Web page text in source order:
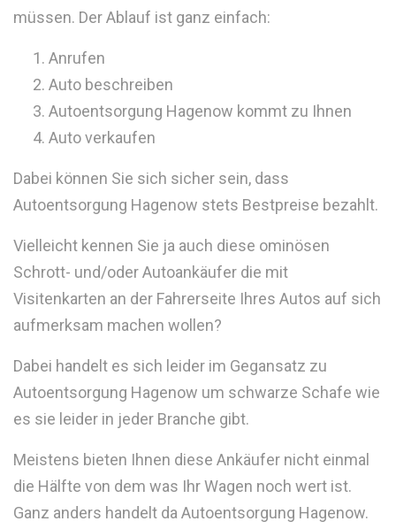
müssen. Der Ablauf ist ganz einfach:
Anrufen
Auto beschreiben
Autoentsorgung Hagenow kommt zu Ihnen
Auto verkaufen
Dabei können Sie sich sicher sein, dass
Autoentsorgung Hagenow stets Bestpreise bezahlt.
Vielleicht kennen Sie ja auch diese ominösen
Schrott- und/oder Autoankäufer die mit
Visitenkarten an der Fahrerseite Ihres Autos auf sich
aufmerksam machen wollen?
Dabei handelt es sich leider im Gegansatz zu
Autoentsorgung Hagenow um schwarze Schafe wie
es sie leider in jeder Branche gibt.
Meistens bieten Ihnen diese Ankäufer nicht einmal
die Hälfte von dem was Ihr Wagen noch wert ist.
Ganz anders handelt da Autoentsorgung Hagenow.